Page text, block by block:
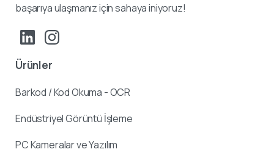
başarıya ulaşmanız için sahaya iniyoruz!
Ürünler
Barkod / Kod Okuma - OCR
Endüstriyel Görüntü İşleme
PC Kameralar ve Yazılım